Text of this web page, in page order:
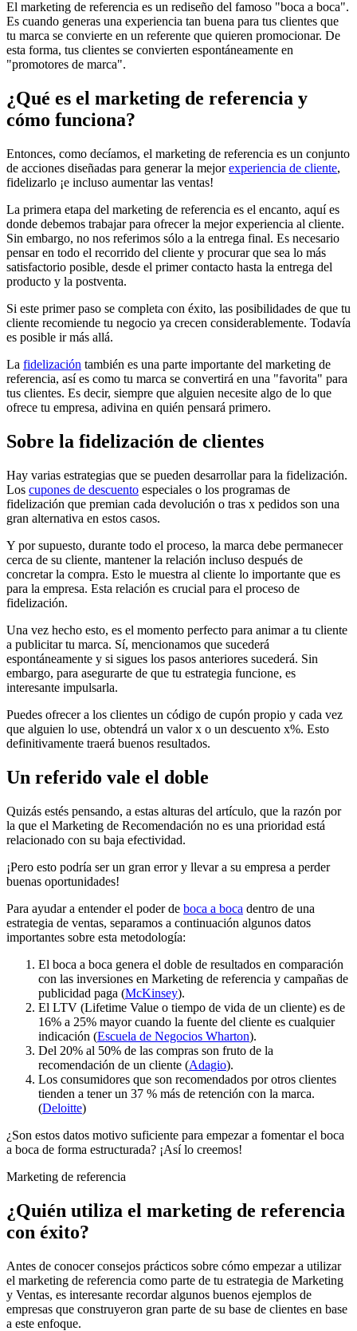
El marketing de referencia es un rediseño del famoso "boca a boca".
Es cuando generas una experiencia tan buena para tus clientes que
tu marca se convierte en un referente que quieren promocionar. De
esta forma, tus clientes se convierten espontáneamente en
"promotores de marca".
¿Qué es el marketing de referencia y
cómo funciona?
Entonces, como decíamos, el marketing de referencia es un conjunto
de acciones diseñadas para generar la mejorexperiencia de cliente,
fidelizarlo ¡e incluso aumentar las ventas!
La primera etapa del marketing de referencia es el encanto, aquí es
donde debemos trabajar para ofrecer la mejor experiencia al cliente.
Sin embargo, no nos referimos sólo a la entrega final. Es necesario
pensar en todo el recorrido del cliente y procurar que sea lo más
satisfactorio posible, desde el primer contacto hasta la entrega del
producto y la postventa.
Si este primer paso se completa con éxito, las posibilidades de que tu
cliente recomiende tu negocio ya crecen considerablemente. Todavía
es posible ir más allá.
La fidelización también es una parte importante del marketing de
referencia, así es como tu marca se convertirá en una "favorita" para
tus clientes. Es decir, siempre que alguien necesite algo de lo que
ofrece tu empresa, adivina en quién pensará primero.
Sobre la fidelización de clientes
Hay varias estrategias que se pueden desarrollar para la fidelización.
Los cupones de descuento especiales o los programas de
fidelización que premian cada devolución o tras x pedidos son una
gran alternativa en estos casos.
Y por supuesto, durante todo el proceso, la marca debe permanecer
cerca de su cliente, mantener la relación incluso después de
concretar la compra. Esto le muestra al cliente lo importante que es
para la empresa. Esta relación es crucial para el proceso de
fidelización.
Una vez hecho esto, es el momento perfecto para animar a tu cliente
a publicitar tu marca. Sí, mencionamos que sucederá
espontáneamente y si sigues los pasos anteriores sucederá. Sin
embargo, para asegurarte de que tu estrategia funcione, es
interesante impulsarla.
Puedes ofrecer a los clientes un código de cupón propio y cada vez
que alguien lo use, obtendrá un valor x o un descuento x%. Esto
definitivamente traerá buenos resultados.
Un referido vale el doble
Quizás estés pensando, a estas alturas del artículo, que la razón por
la que el Marketing de Recomendación no es una prioridad está
relacionado con su baja efectividad.
¡Pero esto podría ser un gran error y llevar a su empresa a perder
buenas oportunidades!
Para ayudar a entender el poder de boca a boca dentro de una
estrategia de ventas, separamos a continuación algunos datos
importantes sobre esta metodología:
El boca a boca genera el doble de resultados en comparación
con las inversiones en Marketing de referencia y campañas de
publicidad paga (McKinsey).
El LTV (Lifetime Value o tiempo de vida de un cliente) es de
16% a 25% mayor cuando la fuente del cliente es cualquier
indicación (Escuela de Negocios Wharton).
Del 20% al 50% de las compras son fruto de la
recomendación de un cliente (Adagio).
Los consumidores que son recomendados por otros clientes
tienden a tener un 37 % más de retención con la marca.
(Deloitte)
¿Son estos datos motivo suficiente para empezar a fomentar el boca
a boca de forma estructurada? ¡Así lo creemos!
Marketing de referencia
¿Quién utiliza el marketing de referencia
con éxito?
Antes de conocer consejos prácticos sobre cómo empezar a utilizar
el marketing de referencia como parte de tu estrategia de Marketing
y Ventas, es interesante recordar algunos buenos ejemplos de
empresas que construyeron gran parte de su base de clientes en base
a este enfoque.